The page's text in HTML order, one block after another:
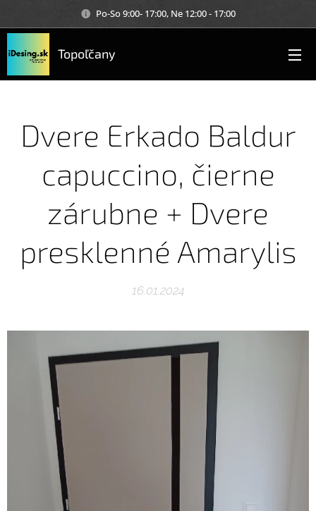
Po-So 9:00- 17:00, Ne 12:00 - 17:00
Topoľčany
Dvere Erkado Baldur
capuccino, čierne
zárubne + Dvere
presklenné Amarylis
16.01.2024